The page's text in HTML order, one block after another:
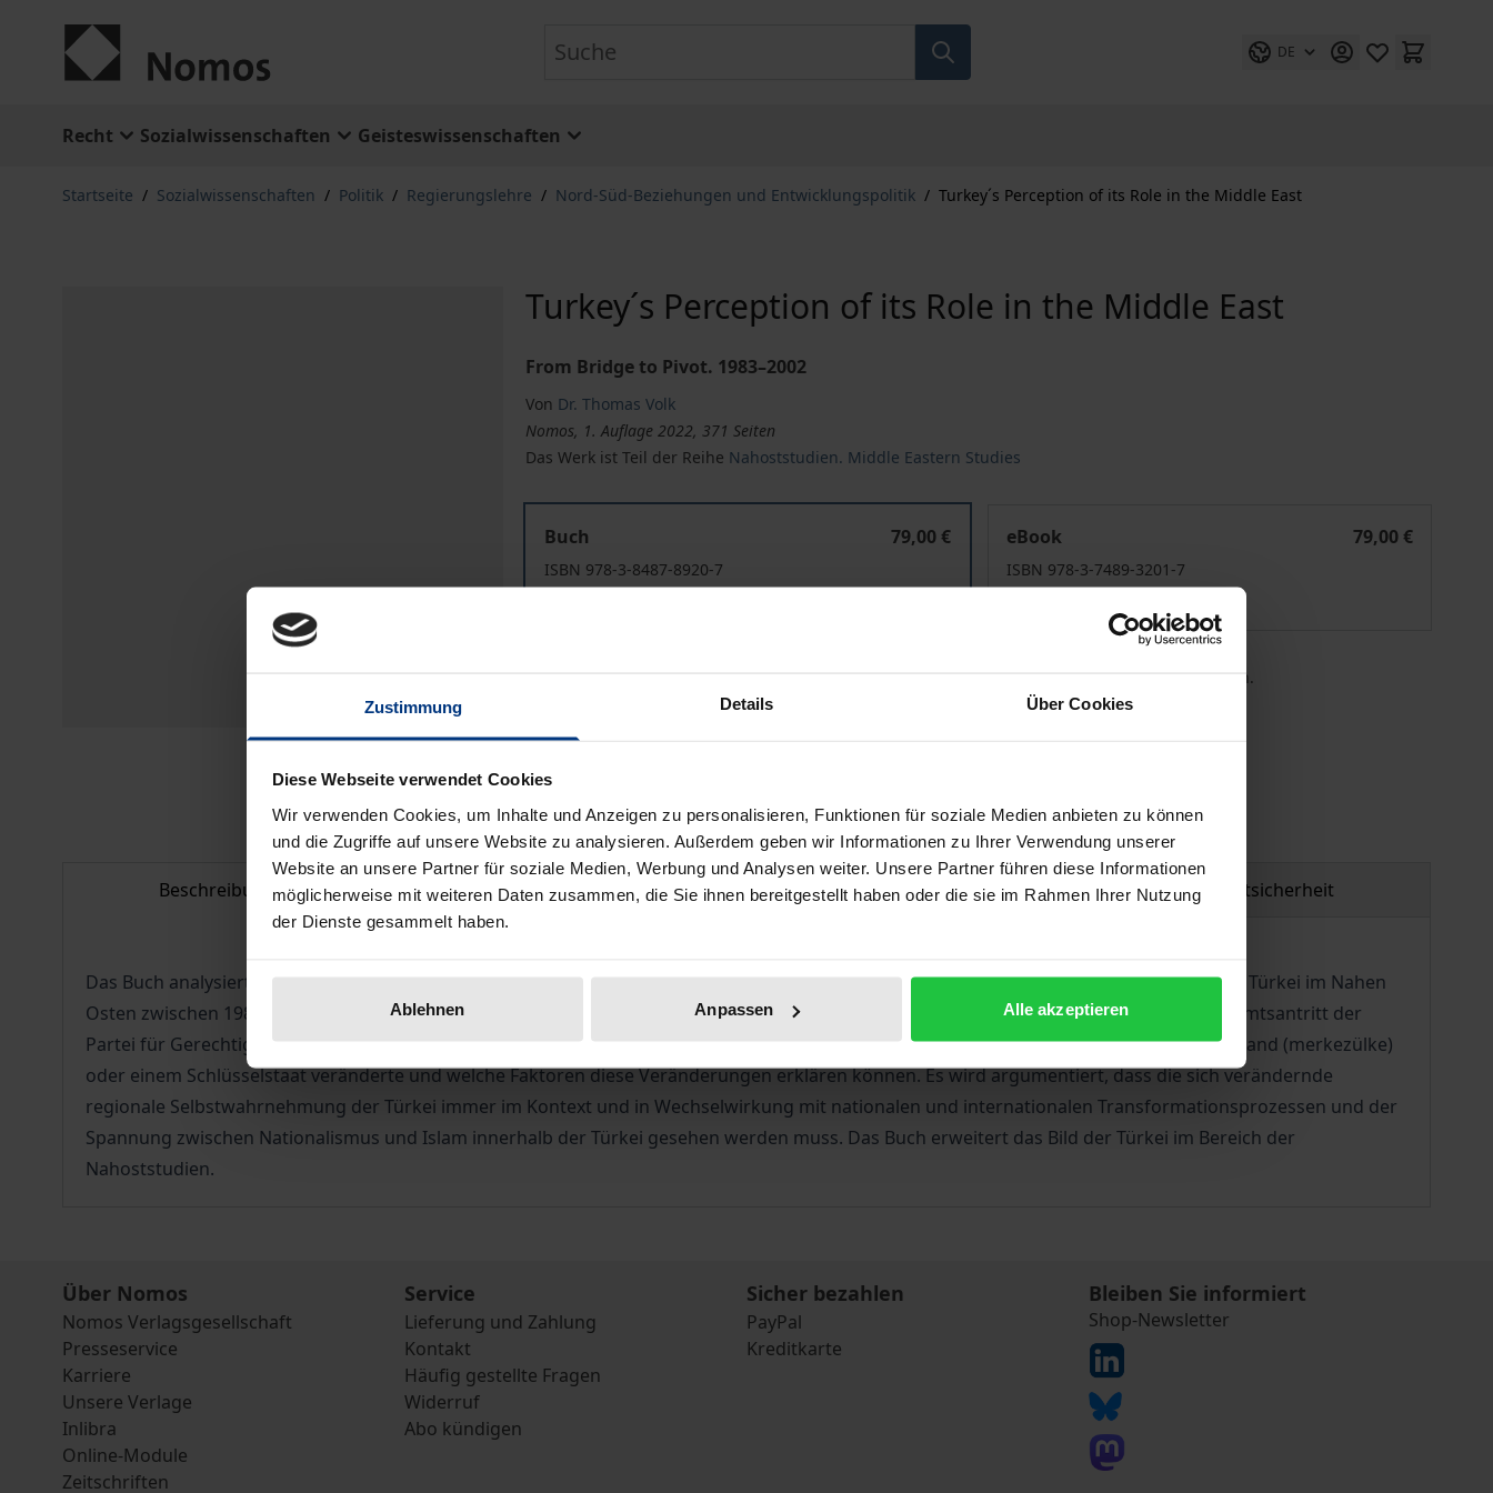
Zustimmung Details Über Cookies
Diese Webseite verwendet Cookies
Wir verwenden Cookies, um Inhalte und Anzeigen zu personalisieren, Funktionen für soziale Medien anbieten zu können
und die Zugriffe auf unsere Website zu analysieren. Außerdem geben wir Informationen zu Ihrer Verwendung unserer
Website an unsere Partner für soziale Medien, Werbung und Analysen weiter. Unsere Partner führen diese Informationen
möglicherweise mit weiteren Daten zusammen, die Sie ihnen bereitgestellt haben oder die sie im Rahmen Ihrer Nutzung
der Dienste gesammelt haben.
Ablehnen Anpassen Alle akzeptieren
DE
Recht Sozialwissenschaften Geisteswissenschaften
Startseite / Sozialwissenschaften / Politik / Regierungslehre / Nord-Süd-Beziehungen und Entwicklungspolitik / Turkey´s Perception of its Role in the Middle East
Turkey´s Perception of its Role in the Middle East
From Bridge to Pivot. 1983–2002
Von Dr. Thomas Volk
Nomos, 1. Auflage 2022, 371 Seiten
Das Werk ist Teil der Reihe Nahoststudien. Middle Eastern Studies
Buch
79,00 €
ISBN 978-3-8487-8920-7
eBook
79,00 €
ISBN 978-3-7489-3201-7
Preisangaben inkl. MwSt. Abhängig von der Lieferadresse kann die MwSt. an der Kasse variieren.
In den Warenkorb
Hinweise zu Versandkosten
Beschreibung Bibliografische Angaben Zusatzmaterial Produktsicherheit
Das Buch analysiert die sich wandelnde Selbstwahrnehmung türkischer Entscheidungsträger hinsichtlich der regionalen Außenpolitik der Türkei im Nahen
Osten zwischen 1983 und 2002. Es wird untersucht, wie sich die türkische Selbstwahrnehmung seit der Militärintervention 1980 bis zum Amtsantritt der
Partei für Gerechtigkeit und Entwicklung von Recep Tayyip Erdoğan im Jahr 2002 von einem Brückenland (köprüülke) zu einem zentralen Land (merkezülke)
oder einem Schlüsselstaat veränderte und welche Faktoren diese Veränderungen erklären können. Es wird argumentiert, dass die sich verändernde
regionale Selbstwahrnehmung der Türkei immer im Kontext und in Wechselwirkung mit nationalen und internationalen Transformationsprozessen und der
Spannung zwischen Nationalismus und Islam innerhalb der Türkei gesehen werden muss. Das Buch erweitert das Bild der Türkei im Bereich der
Nahoststudien.
Über Nomos
Nomos Verlagsgesellschaft
Presseservice
Karriere
Unsere Verlage
Inlibra
Online-Module
Zeitschriften
Service
Lieferung und Zahlung
Kontakt
Häufig gestellte Fragen
Widerruf
Abo kündigen
Sicher bezahlen
PayPal
Kreditkarte
Bleiben Sie informiert
Shop-Newsletter